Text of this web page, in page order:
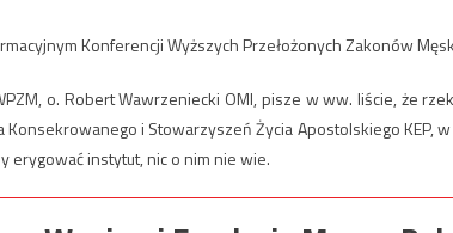
Konferencji Wyższych Przełożonych Zakonów
o. Robert Wawrzeniecki OMI, pisze w ww. liście, że
Konsekrowanego i Stowarzyszeń Życia Apostolskiego KEP,
erygować instytut, nic o nim nie wie.